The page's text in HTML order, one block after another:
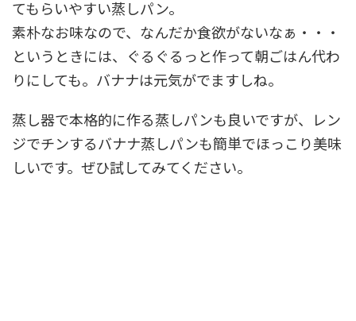
てもらいやすい蒸しパン。
素朴なお味なので、なんだか食欲がないなぁ・・・
というときには、ぐるぐるっと作って朝ごはん代わ
りにしても。バナナは元気がでますしね。
蒸し器で本格的に作る蒸しパンも良いですが、レン
ジでチンするバナナ蒸しパンも簡単でほっこり美味
しいです。ぜひ試してみてください。